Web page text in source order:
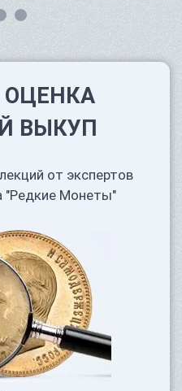
ВЫКУП
от экспертов
"Редкие Монеты"